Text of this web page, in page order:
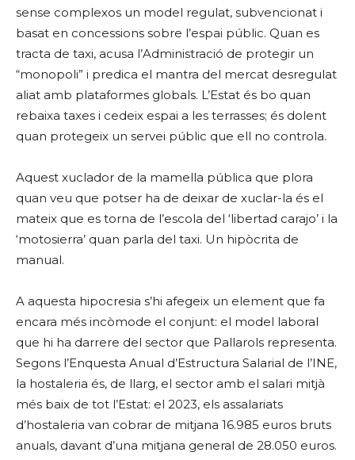
sense complexos un model regulat, subvencionat i
basat en concessions sobre l’espai públic. Quan es
tracta de taxi, acusa l’Administració de protegir un
“monopoli” i predica el mantra del mercat desregulat
aliat amb plataformes globals. L’Estat és bo quan
rebaixa taxes i cedeix espai a les terrasses; és dolent
quan protegeix un servei públic que ell no controla.
Aquest xuclador de la mamella pública que plora
quan veu que potser ha de deixar de xuclar-la és el
mateix que es torna de l’escola del ‘libertad carajo’ i la
‘motosierra’ quan parla del taxi. Un hipòcrita de
manual.
A aquesta hipocresia s’hi afegeix un element que fa
encara més incòmode el conjunt: el model laboral
que hi ha darrere del sector que Pallarols representa.
Segons l’Enquesta Anual d’Estructura Salarial de l’INE,
la hostaleria és, de llarg, el sector amb el salari mitjà
més baix de tot l’Estat: el 2023, els assalariats
d’hostaleria van cobrar de mitjana 16.985 euros bruts
anuals, davant d’una mitjana general de 28.050 euros.